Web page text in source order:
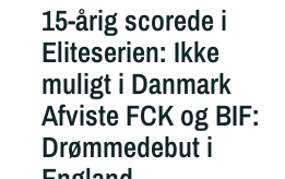
15-årig scorede i
Eliteserien: Ikke
muligt i Danmark
Afviste FCK og BIF:
Drømmedebut i